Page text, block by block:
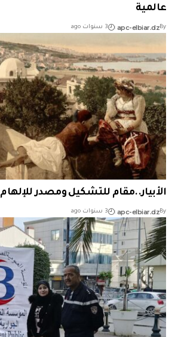
عالمية
By
apc-elbiar.dz 3 سنوات ago
الأبيار..مقام للتشكيل ومصدر للإلهام
By
apc-elbiar.dz 3 سنوات ago